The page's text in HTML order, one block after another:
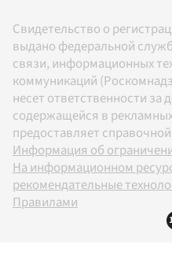
Свидетельство о
выдано федеральной
связи, информационных
коммуникаций
несет ответственности
содержащейся в
предоставляет
Информация об
На информационном
рекомендательные
Правилами